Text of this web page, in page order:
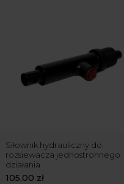
Siłownik hydrauliczny do
rozsiewacza jednostronnego
działania
105,00 zł